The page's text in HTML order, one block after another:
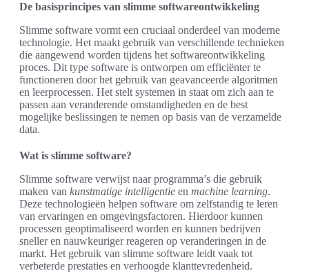
De basisprincipes van slimme softwareontwikkeling
Slimme software vormt een cruciaal onderdeel van moderne
technologie. Het maakt gebruik van verschillende technieken
die aangewend worden tijdens het softwareontwikkeling
proces. Dit type software is ontworpen om efficiënter te
functioneren door het gebruik van geavanceerde algoritmen
en leerprocessen. Het stelt systemen in staat om zich aan te
passen aan veranderende omstandigheden en de best
mogelijke beslissingen te nemen op basis van de verzamelde
data.
Wat is slimme software?
Slimme software verwijst naar programma’s die gebruik
maken van kunstmatige intelligentie en machine learning.
Deze technologieën helpen software om zelfstandig te leren
van ervaringen en omgevingsfactoren. Hierdoor kunnen
processen geoptimaliseerd worden en kunnen bedrijven
sneller en nauwkeuriger reageren op veranderingen in de
markt. Het gebruik van slimme software leidt vaak tot
verbeterde prestaties en verhoogde klanttevredenheid.